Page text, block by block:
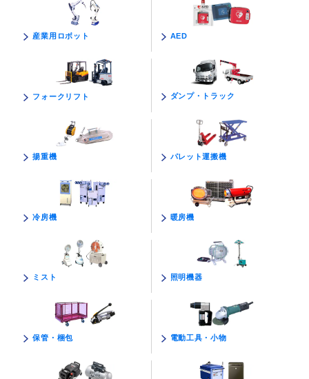
産業用ロボット AED
フォークリフト ダンプ・トラック
揚重機 パレット運搬機
冷房機 暖房機
ミスト 照明機器
保管・梱包 電動工具・小物